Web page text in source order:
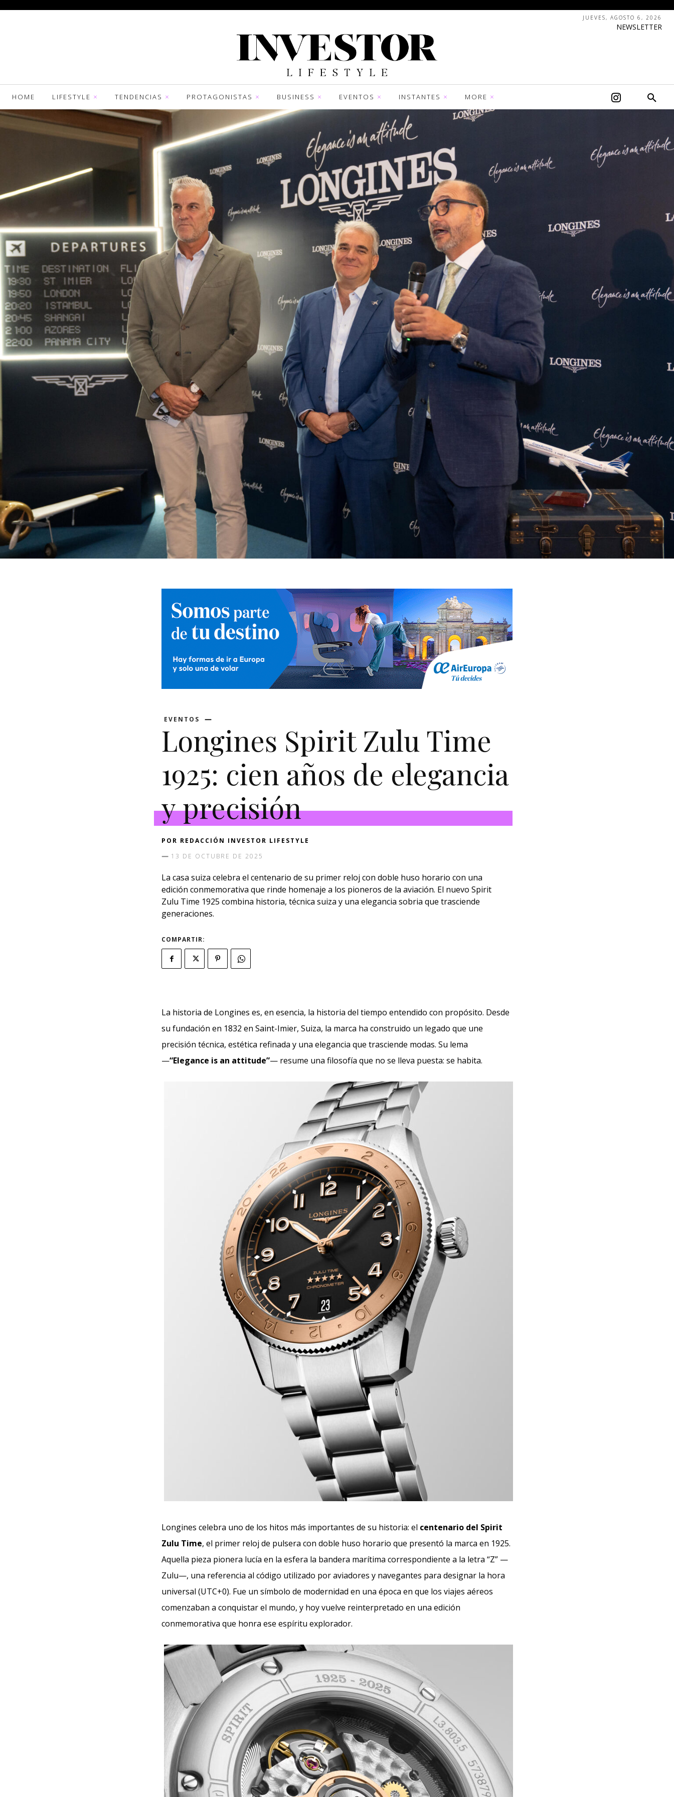
JUEVES, AGOSTO 6, 2026
NEWSLETTER
HOME LIFESTYLE TENDENCIAS PROTAGONISTAS BUSINESS EVENTOS INSTANTES MORE
EVENTOS
Longines Spirit Zulu Time
1925: cien años de elegancia
y precisión
POR REDACCIÓN INVESTOR LIFESTYLE
13 DE OCTUBRE DE 2025
La casa suiza celebra el centenario de su primer reloj con doble huso horario con una
edición conmemorativa que rinde homenaje a los pioneros de la aviación. El nuevo Spirit
Zulu Time 1925 combina historia, técnica suiza y una elegancia sobria que trasciende
generaciones.
COMPARTIR:
La historia de Longines es, en esencia, la historia del tiempo entendido con propósito. Desde
su fundación en 1832 en Saint-Imier, Suiza, la marca ha construido un legado que une
precisión técnica, estética refinada y una elegancia que trasciende modas. Su lema
—“Elegance is an attitude”— resume una filosofía que no se lleva puesta: se habita.
Longines celebra uno de los hitos más importantes de su historia: el centenario del Spirit
Zulu Time, el primer reloj de pulsera con doble huso horario que presentó la marca en 1925.
Aquella pieza pionera lucía en la esfera la bandera marítima correspondiente a la letra “Z” —
Zulu—, una referencia al código utilizado por aviadores y navegantes para designar la hora
universal (UTC+0). Fue un símbolo de modernidad en una época en que los viajes aéreos
comenzaban a conquistar el mundo, y hoy vuelve reinterpretado en una edición
conmemorativa que honra ese espíritu explorador.